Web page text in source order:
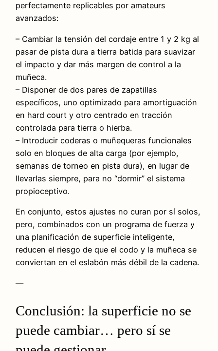
perfectamente replicables por amateurs
avanzados:
– Cambiar la tensión del cordaje entre 1 y 2 kg al
pasar de pista dura a tierra batida para suavizar
el impacto y dar más margen de control a la
muñeca.
– Disponer de dos pares de zapatillas
específicos, uno optimizado para amortiguación
en hard court y otro centrado en tracción
controlada para tierra o hierba.
– Introducir coderas o muñequeras funcionales
solo en bloques de alta carga (por ejemplo,
semanas de torneo en pista dura), en lugar de
llevarlas siempre, para no “dormir” el sistema
propioceptivo.
En conjunto, estos ajustes no curan por sí solos,
pero, combinados con un programa de fuerza y
una planificación de superficie inteligente,
reducen el riesgo de que el codo y la muñeca se
conviertan en el eslabón más débil de la cadena.
—
Conclusión: la superficie no se
puede cambiar… pero sí se